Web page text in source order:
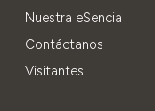
Nuestra eSencia
Contáctanos
Visitantes